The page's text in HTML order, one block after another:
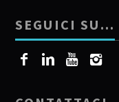
SEGUICI SU…